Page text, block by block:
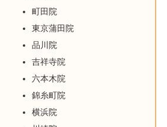
町田院
東京蒲田院
品川院
吉祥寺院
六本木院
錦糸町院
横浜院